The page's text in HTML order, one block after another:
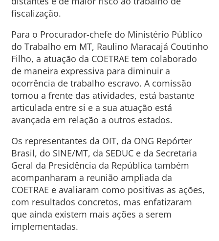
fiscalização.
Para o Procurador-chefe do Ministério Público
do Trabalho em MT, Raulino Maracajá Coutinho
Filho, a atuação da COETRAE tem colaborado
de maneira expressiva para diminuir a
ocorrência de trabalho escravo. A comissão
tomou a frente das atividades, está bastante
articulada entre si e a sua atuação está
avançada em relação a outros estados.
Os representantes da OIT, da ONG Repórter
Brasil, do SINE/MT, da SEDUC e da Secretaria
Geral da Presidência da República também
acompanharam a reunião ampliada da
COETRAE e avaliaram como positivas as ações,
com resultados concretos, mas enfatizaram
que ainda existem mais ações a serem
implementadas.